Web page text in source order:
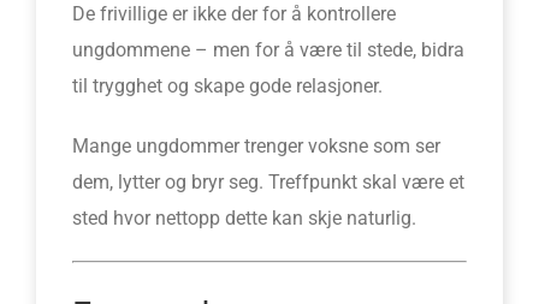
De frivillige er ikke der for å kontrollere
ungdommene – men for å være til stede, bidra
til trygghet og skape gode relasjoner.
Mange ungdommer trenger voksne som ser
dem, lytter og bryr seg. Treffpunkt skal være et
sted hvor nettopp dette kan skje naturlig.